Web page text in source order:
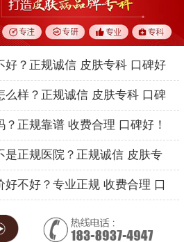
好？正规诚信 皮肤专科 口碑好
么样？正规诚信 皮肤专科 口碑
正规靠谱 收费合理 口碑好！
是正规医院？正规诚信 皮肤专
不好？专业正规 收费合理 口